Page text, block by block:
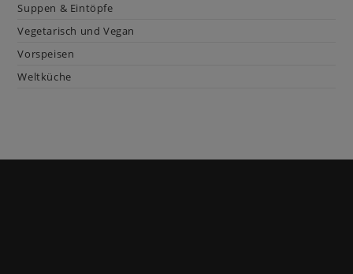
Suppen & Eintöpfe
Vegetarisch und Vegan
Vorspeisen
Weltküche